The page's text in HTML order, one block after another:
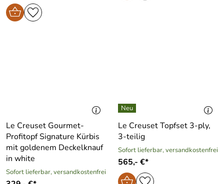
Le Creuset Gourmet-
Profitopf Signature Kürbis
mit goldenem Deckelknauf
in white
Sofort lieferbar, versandkostenfrei
Le Creuset Topfset 3-ply,
3-teilig
Sofort lieferbar, versandkostenfrei
565,- €*